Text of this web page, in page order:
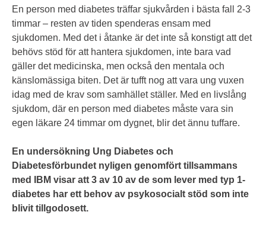
En person med diabetes träffar sjukvården i bästa fall 2-3
timmar – resten av tiden spenderas ensam med
sjukdomen. Med det i åtanke är det inte så konstigt att det
behövs stöd för att hantera sjukdomen, inte bara vad
gäller det medicinska, men också den mentala och
känslomässiga biten. Det är tufft nog att vara ung vuxen
idag med de krav som samhället ställer. Med en livslång
sjukdom, där en person med diabetes måste vara sin
egen läkare 24 timmar om dygnet, blir det ännu tuffare.
En undersökning Ung Diabetes och
Diabetesförbundet nyligen genomfört tillsammans
med IBM visar att 3 av 10 av de som lever med typ 1-
diabetes har ett behov av psykosocialt stöd som inte
blivit tillgodosett.